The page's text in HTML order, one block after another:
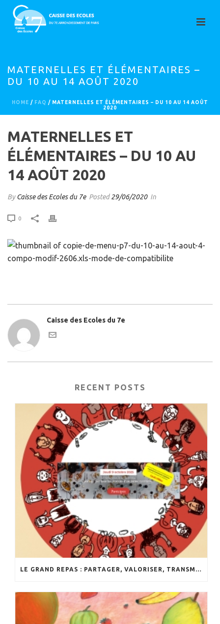
MATERNELLES ET ÉLÉMENTAIRES –
DU 10 AU 14 AOÛT 2020
HOME / FAQ / MATERNELLES ET ÉLÉMENTAIRES – DU 10 AU 14 AOÛT
2020
MATERNELLES ET
ÉLÉMENTAIRES – DU 10 AU
14 AOÛT 2020
ByCaisse des Ecoles du 7e Posted29/06/2020 In
0
Caisse des Ecoles du 7e
RECENT POSTS
LE GRAND REPAS : PARTAGER, VALORISER, TRANSMETTRE